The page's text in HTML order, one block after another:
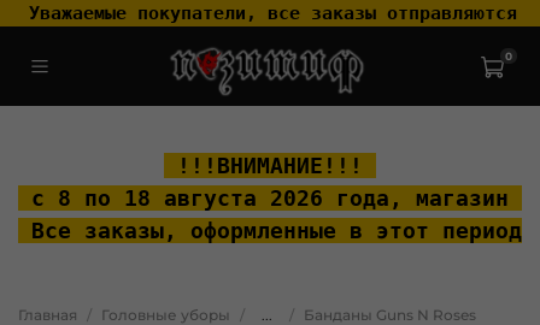
Уважаемые покупатели, все заказы отправляются
0
!!!ВНИМАНИЕ!!!
с 8 по 18 августа 2026 года, магазин
Все заказы, оформленные в этот
Главная Головные уборы Банданы Guns N Roses